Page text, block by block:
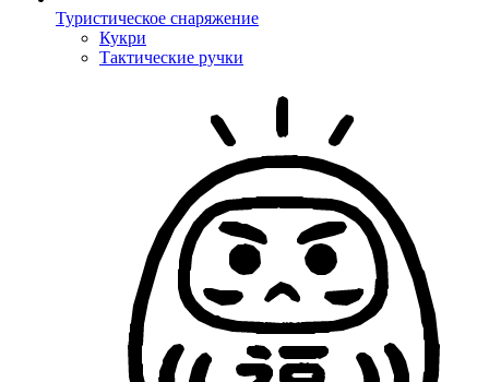
Туристическое снаряжение
Кукри
Тактические ручки